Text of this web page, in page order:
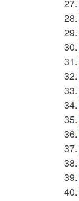
27.
28.
29.
30.
31.
32.
33.
34.
35.
36.
37.
38.
39.
40.